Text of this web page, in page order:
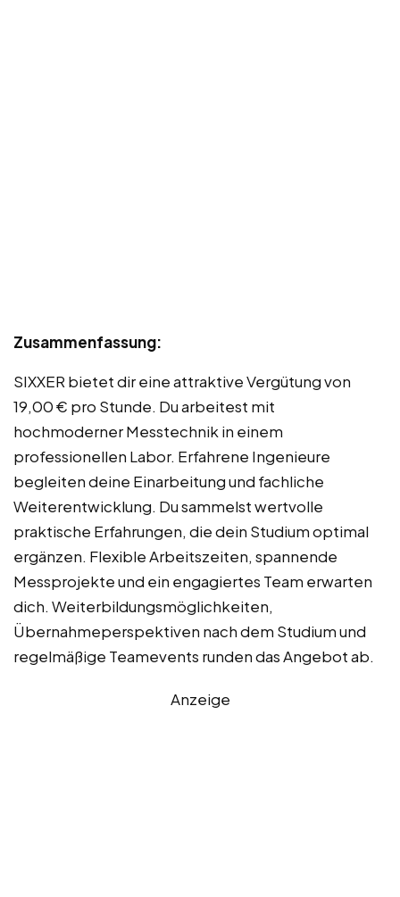
Zusammenfassung:
SIXXER bietet dir eine attraktive Vergütung von
19,00 € pro Stunde. Du arbeitest mit
hochmoderner Messtechnik in einem
professionellen Labor. Erfahrene Ingenieure
begleiten deine Einarbeitung und fachliche
Weiterentwicklung. Du sammelst wertvolle
praktische Erfahrungen, die dein Studium optimal
ergänzen. Flexible Arbeitszeiten, spannende
Messprojekte und ein engagiertes Team erwarten
dich. Weiterbildungsmöglichkeiten,
Übernahmeperspektiven nach dem Studium und
regelmäßige Teamevents runden das Angebot ab.
Anzeige